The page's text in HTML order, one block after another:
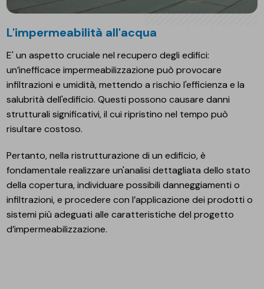
L'impermeabilità all'acqua
E' un aspetto cruciale nel recupero degli edifici:
un’inefficace impermeabilizzazione può provocare
infiltrazioni e umidità, mettendo a rischio l'efficienza e la
salubrità dell'edificio. Questi possono causare danni
strutturali significativi, il cui ripristino nel tempo può
risultare costoso.
Pertanto, nella ristrutturazione di un edificio, è
fondamentale realizzare un'analisi dettagliata dello stato
della copertura, individuare possibili danneggiamenti o
infiltrazioni, e procedere con l’applicazione dei prodotti o
sistemi più adeguati alle caratteristiche del progetto
d’impermeabilizzazione.